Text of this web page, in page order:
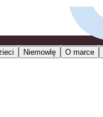
Niemowlę O marce